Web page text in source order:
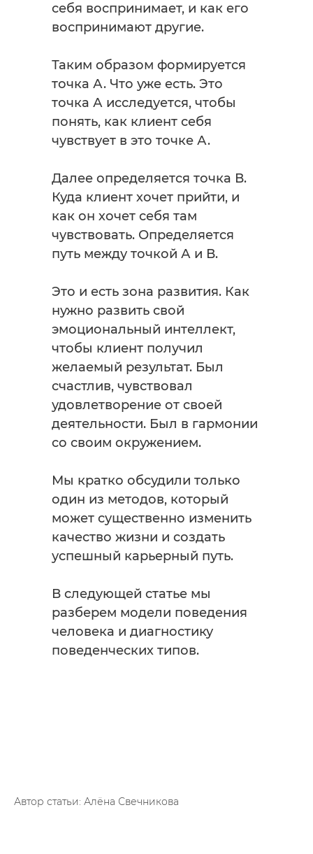
себя воспринимает, и как его
воспринимают другие.
Таким образом формируется
точка А. Что уже есть. Это
точка А исследуется, чтобы
понять, как клиент себя
чувствует в это точке А.
Далее определяется точка В.
Куда клиент хочет прийти, и
как он хочет себя там
чувствовать. Определяется
путь между точкой А и В.
Это и есть зона развития. Как
нужно развить свой
эмоциональный интеллект,
чтобы клиент получил
желаемый результат. Был
счастлив, чувствовал
удовлетворение от своей
деятельности. Был в гармонии
со своим окружением.
Мы кратко обсудили только
один из методов, который
может существенно изменить
качество жизни и создать
успешный карьерный путь.
В следующей статье мы
разберем модели поведения
человека и диагностику
поведенческих типов.
Автор статьи: Алёна Свечникова